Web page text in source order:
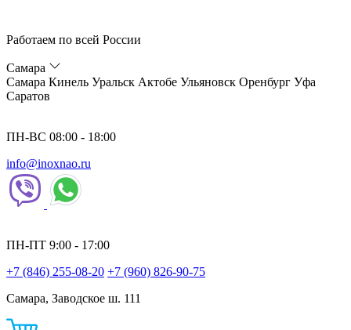
Работаем по всей России
Самара
Самара Кинель Уральск Актобе Ульяновск Оренбург Уфа
Саратов
ПН-ВС 08:00 - 18:00
info@inoxnao.ru
ПН-ПТ 9:00 - 17:00
+7 (846) 255-08-20 +7 (960) 826-90-75
Самара, Заводское ш. 111